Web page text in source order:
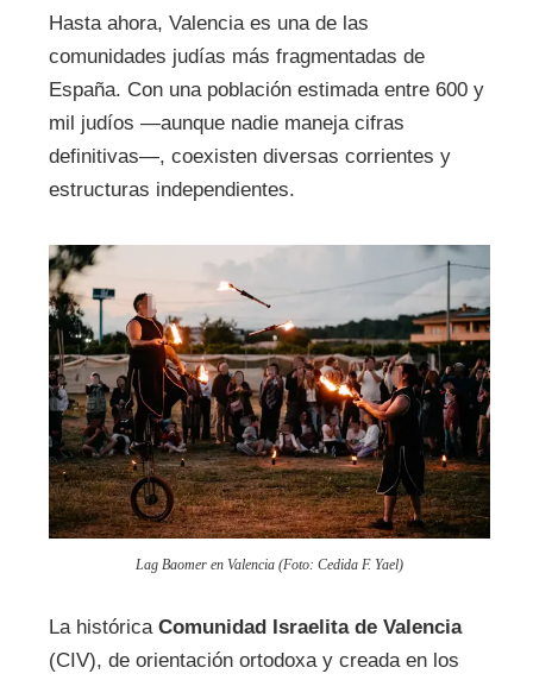
Hasta ahora, Valencia es una de las
comunidades judías más fragmentadas de
España. Con una población estimada entre 600 y
mil judíos —aunque nadie maneja cifras
definitivas—, coexisten diversas corrientes y
estructuras independientes.
Lag Baomer en Valencia (Foto: Cedida F. Yael)
La histórica Comunidad Israelita de Valencia
(CIV), de orientación ortodoxa y creada en los